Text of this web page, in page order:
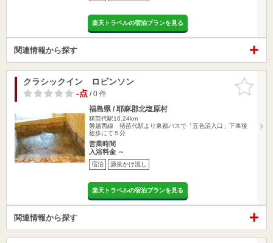
楽天トラベルの宿泊プランを見る
関連情報から探す
お気に入
りに追加
クラシックイン ロビンソン
-点/ 0 件
福島県 / 耶麻郡北塩原村
猪苗代駅16.24km
磐越西線 猪苗代駅より東都バスで「五色沼入口」下車後
徒歩にて５分
営業時間
入浴料金 ～
宿泊 源泉かけ流し
楽天トラベルの宿泊プランを見る
関連情報から探す